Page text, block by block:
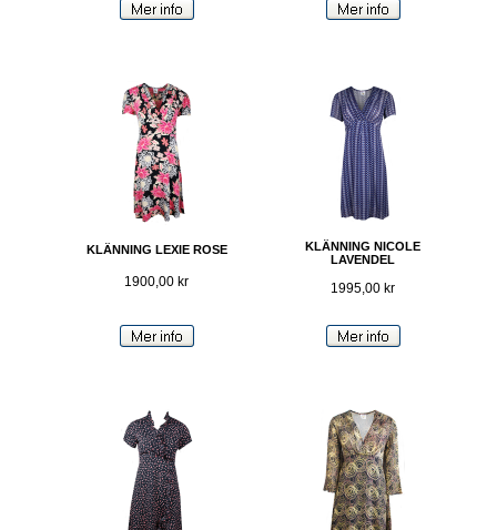
KLÄNNING LEXIE ROSE
1900,00 kr
KLÄNNING NICOLE
LAVENDEL
1995,00 kr